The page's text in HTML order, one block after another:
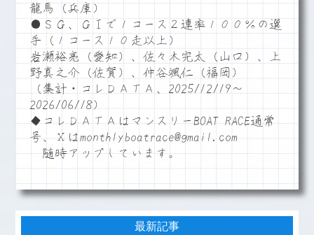
龍馬（兵庫）
●ＳＧ、ＧⅠで１コース２連率１００％の選
手（１コース１０走以上）
岩瀬裕亮（愛知）、佐々木完太（山口）、上
野真之介（佐賀）、仲谷颯仁（福岡）
（集計・コレＤＡＴＡ、2025/12/19～
2026/06/18）
◆コレＤＡＴＡはマンスリーBOAT RACE通常
号、Ｘはmonthlyboatrace@gmail.com
随時アップしています。
最新記事